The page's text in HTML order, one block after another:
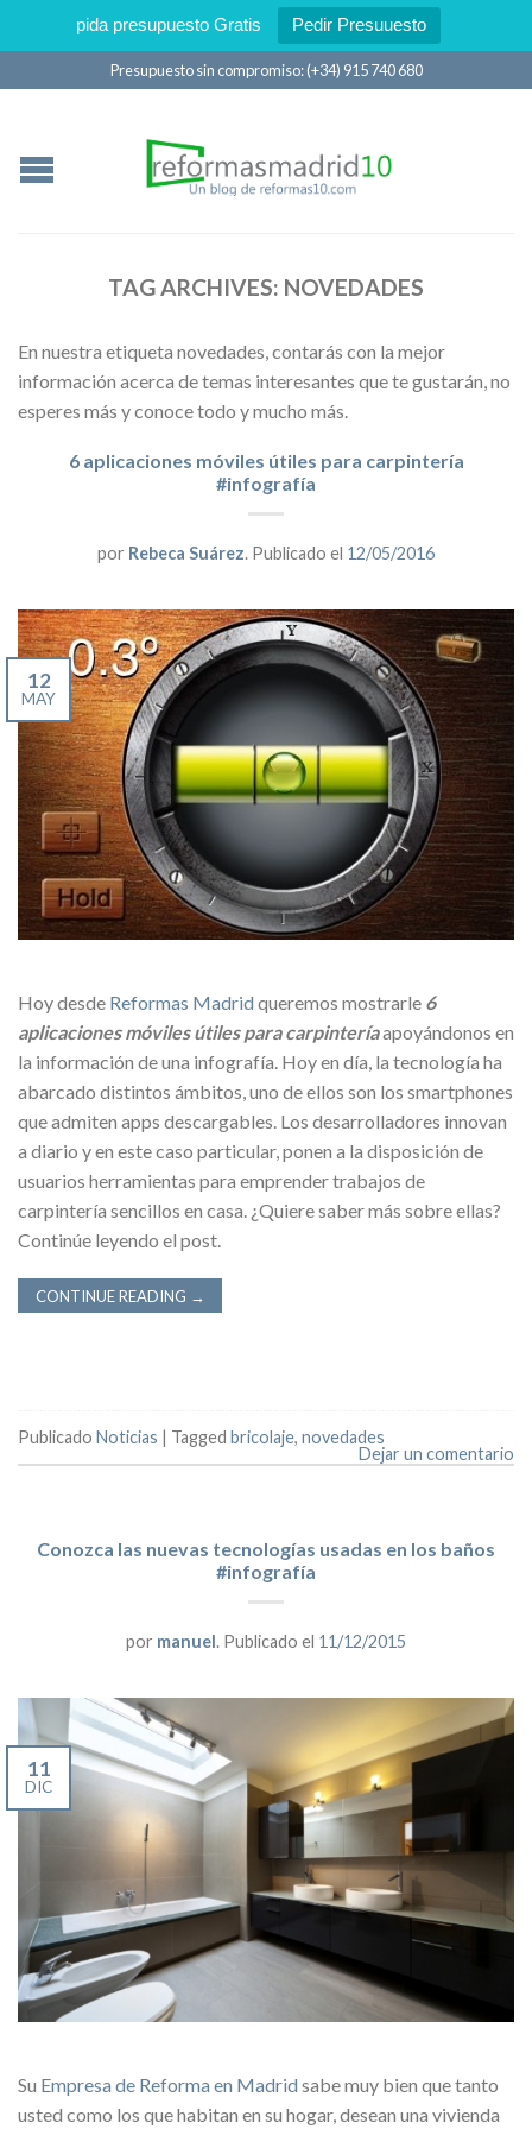
pida presupuesto Gratis Pedir Presuuesto
Presupuesto sin compromiso: (+34) 915 740 680
TAG ARCHIVES: NOVEDADES
En nuestra etiqueta novedades, contarás con la mejor
información acerca de temas interesantes que te gustarán, no
esperes más y conoce todo y mucho más.
6 aplicaciones móviles útiles para carpintería
#infografía
por Rebeca Suárez. Publicado el 12/05/2016
12
MAY
Hoy desde Reformas Madrid queremos mostrarle 6
aplicaciones móviles útiles para carpinteríaapoyándonos en
la información de una infografía. Hoy en día, la tecnología ha
abarcado distintos ámbitos, uno de ellos son los smartphones
que admiten apps descargables. Los desarrolladores innovan
a diario y en este caso particular, ponen a la disposición de
usuarios herramientas para emprender trabajos de
carpintería sencillos en casa. ¿Quiere saber más sobre ellas?
Continúe leyendo el post.
CONTINUE READING →
Publicado Noticias | Tagged bricolaje, novedades
Dejar un comentario
Conozca las nuevas tecnologías usadas en los baños
#infografía
por manuel. Publicado el 11/12/2015
11
DIC
Su Empresa de Reforma en Madrid sabe muy bien que tanto
usted como los que habitan en su hogar, desean una vivienda